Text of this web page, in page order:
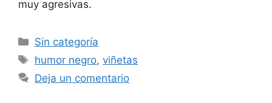
muy agresivas.
Categorías
Sin categoría
Etiquetas
humor negro,viñetas
Deja un comentario